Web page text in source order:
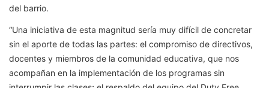
del barrio.
“Una iniciativa de esta magnitud sería muy difícil de concretar
sin el aporte de todas las partes: el compromiso de directivos,
docentes y miembros de la comunidad educativa, que nos
acompañan en la implementación de los programas sin